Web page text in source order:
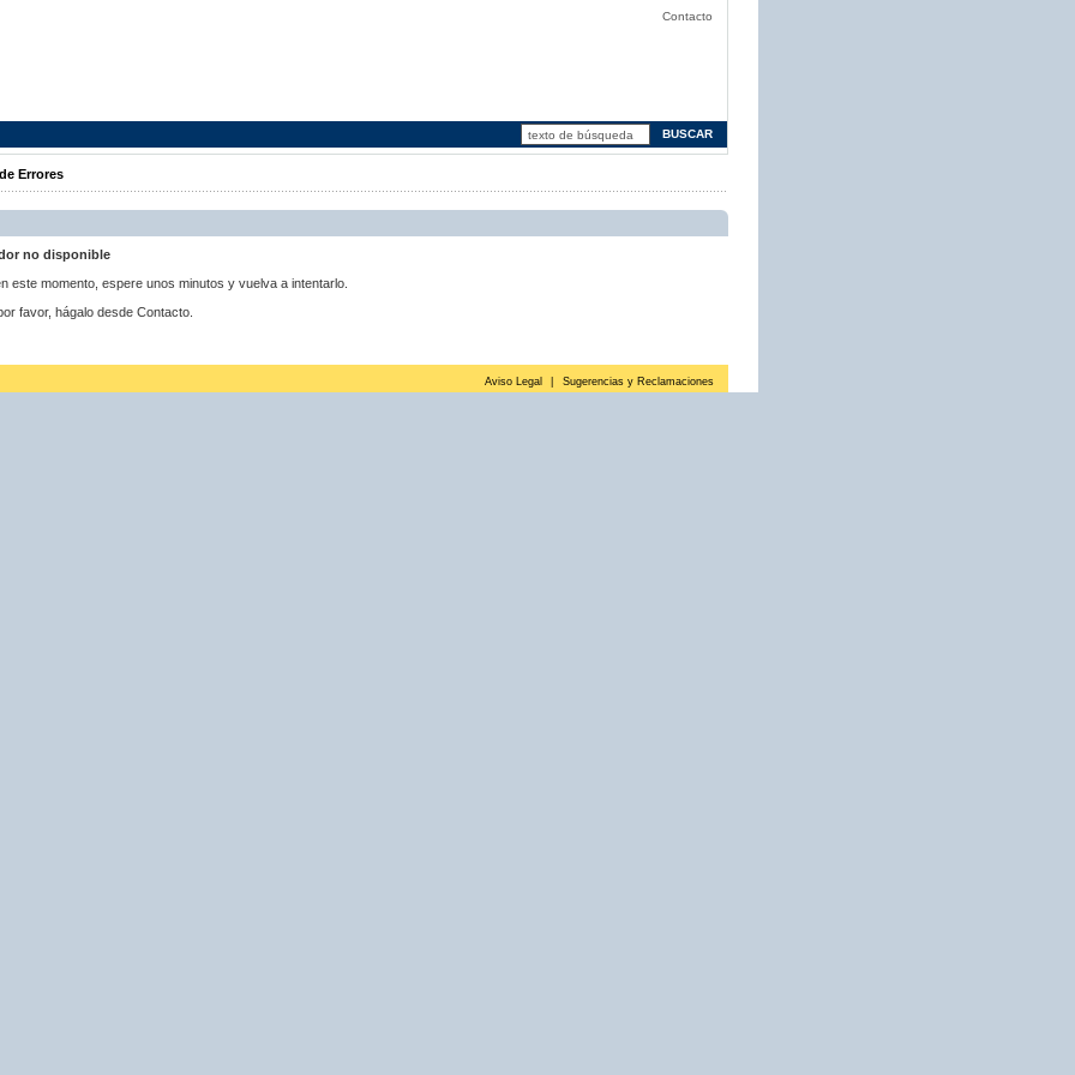
Contacto
Errores
no disponible
este momento, espere unos minutos y vuelva a intentarlo.
favor, hágalo desde Contacto.
Aviso Legal Sugerencias y Reclamaciones